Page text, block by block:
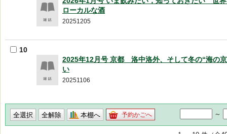
ローカルな酒
20251205
10
2025年12月号 京都 洛中洛外、そして冬の“海の
い
20251106
本棚へ 予約かごへ ～